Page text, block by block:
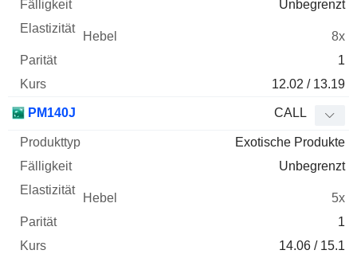
Unbegrenzt
8x
1
12.02 / 13.19
PM140J CALL
Exotische Produkte
Unbegrenzt
5x
1
14.06 / 15.1